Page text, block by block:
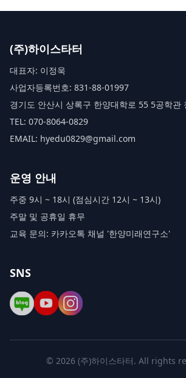
(주)하이스타터
대표자: 이정욱
사업자등록번호: 831-88-01997
경기도 안산시 상록구 한양대학로 55 5공학관
TEL: 070-8064-0829
EMAIL: hyedu0829@gmail.com
운영 안내
주중 9시 ~ 18시 (점심시간 12시 ~ 13시)
주말 및 공휴일 휴무
교육 문의: 카카오톡 채널 '한양미래연구소'
SNS
© 2026 (주)하이스타터. All rights